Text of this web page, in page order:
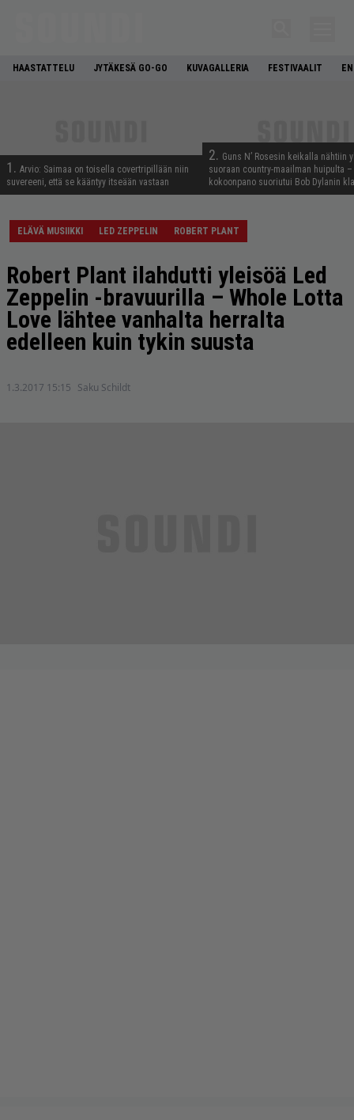
HAASTATTELU JYTÄKESÄ GO-GO KUVAGALLERIA FESTIVAALIT
1. Arvio: Saimaa on toisella covertripillään niin
suvereeni, että se kääntyy itseään vastaan
2. Guns N’ Rosesin keikalla nähtiin
suoraan country-maailman huipulta
kokoonpano suoriutui Bob Dylanin
ELÄVÄ MUSIIKKI LED ZEPPELIN ROBERT PLANT
Robert Plant ilahdutti yleisöä Led
Zeppelin -bravuurilla – Whole Lotta
Love lähtee vanhalta herralta
edelleen kuin tykin suusta
1.3.2017 15:15 Saku Schildt